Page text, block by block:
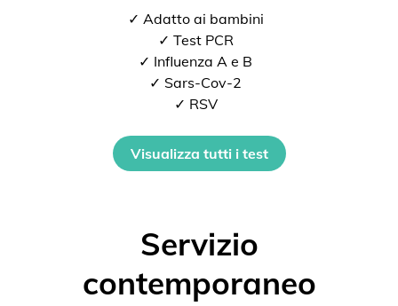
✓ Adatto ai bambini
✓ Test PCR
✓ Influenza A e B
✓ Sars-Cov-2
✓ RSV
Visualizza tutti i test
Servizio
contemporaneo